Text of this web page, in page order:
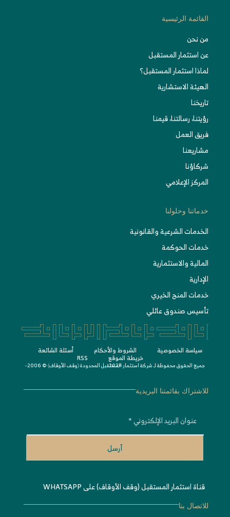
القائمة الرئيسية
من نحن
عن استثمار المستقبل
لماذا استثمار المستقبل؟
الهيئة الاستشارية
تاريخنا
رؤيتنا، رسالتنا، قيمنا
فريق العمل
مشاريعنا
شركاؤنا
المركز الإعلامي
خدماتنا وحلولنا
الخدمات الشرعية والقانونية
خدمات الحوكمة
المالية والاستثمارية
الإدارية
خدمات المنح الخيري
تأسيس صندوق عائلي
للاشتراك بقائمتنا البريدية
أرسل
قناة استثمار المستقبل (وقف الأوقاف) على WHATSAPP
للاتصال بنا
سياسة الخصوصية الشروط واﻷحكام أسئلة الشائعة
خريطة الموقع RSS
جميع الحقوق محفوظة لـشركة استثمار المستقبل المحدودة 〈وقف الأوقاف〉 © 2006-2024